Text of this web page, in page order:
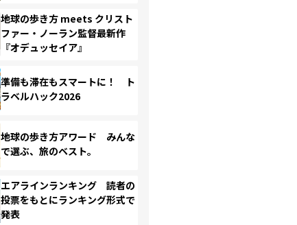
地球の歩き方 meets クリスト
ファー・ノーラン監督最新作
『オデュッセイア』
準備も滞在もスマートに！ ト
ラベルハック2026
地球の歩き方アワード みんな
で選ぶ、旅のベスト。
エアラインランキング 読者の
投票をもとにランキング形式で
発表